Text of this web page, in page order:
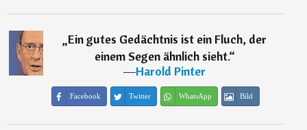
„Ein gutes Gedächtnis ist ein Fluch, der
einem Segen ähnlich sieht.“
―Harold Pinter
Facebook Twitter WhatsApp Bild